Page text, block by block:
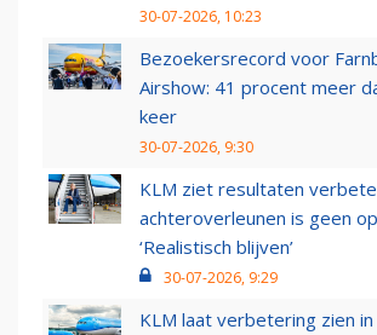
30-07-2026, 10:23
Bezoekersrecord voor
Airshow: 41 procent meer
keer
30-07-2026, 9:30
KLM ziet resultaten
achteroverleunen is geen
‘Realistisch blijven’
30-07-2026, 9:29
KLM laat verbetering zien